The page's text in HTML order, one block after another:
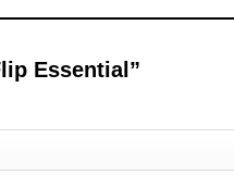
Essential”